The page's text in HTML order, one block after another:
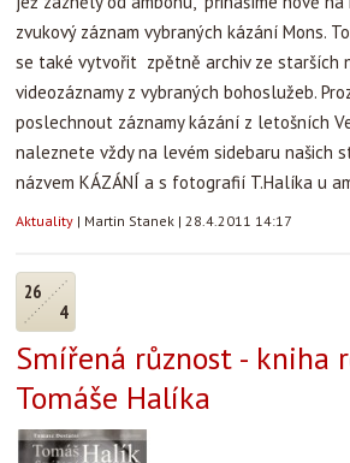
zvukový záznam vybraných kázání Mons.
se také vytvořit zpětně archiv ze starších
videozáznamy z vybraných bohoslužeb.
poslechnout záznamy kázání z letošních
naleznete vždy na levém sidebaru našich
názvem KÁZÁNÍ a s fotografií T.Halíka u
Aktuality | Martin Stanek | 28.4.2011 14:17
26
4
Smířená různost - kniha
Tomáše Halíka